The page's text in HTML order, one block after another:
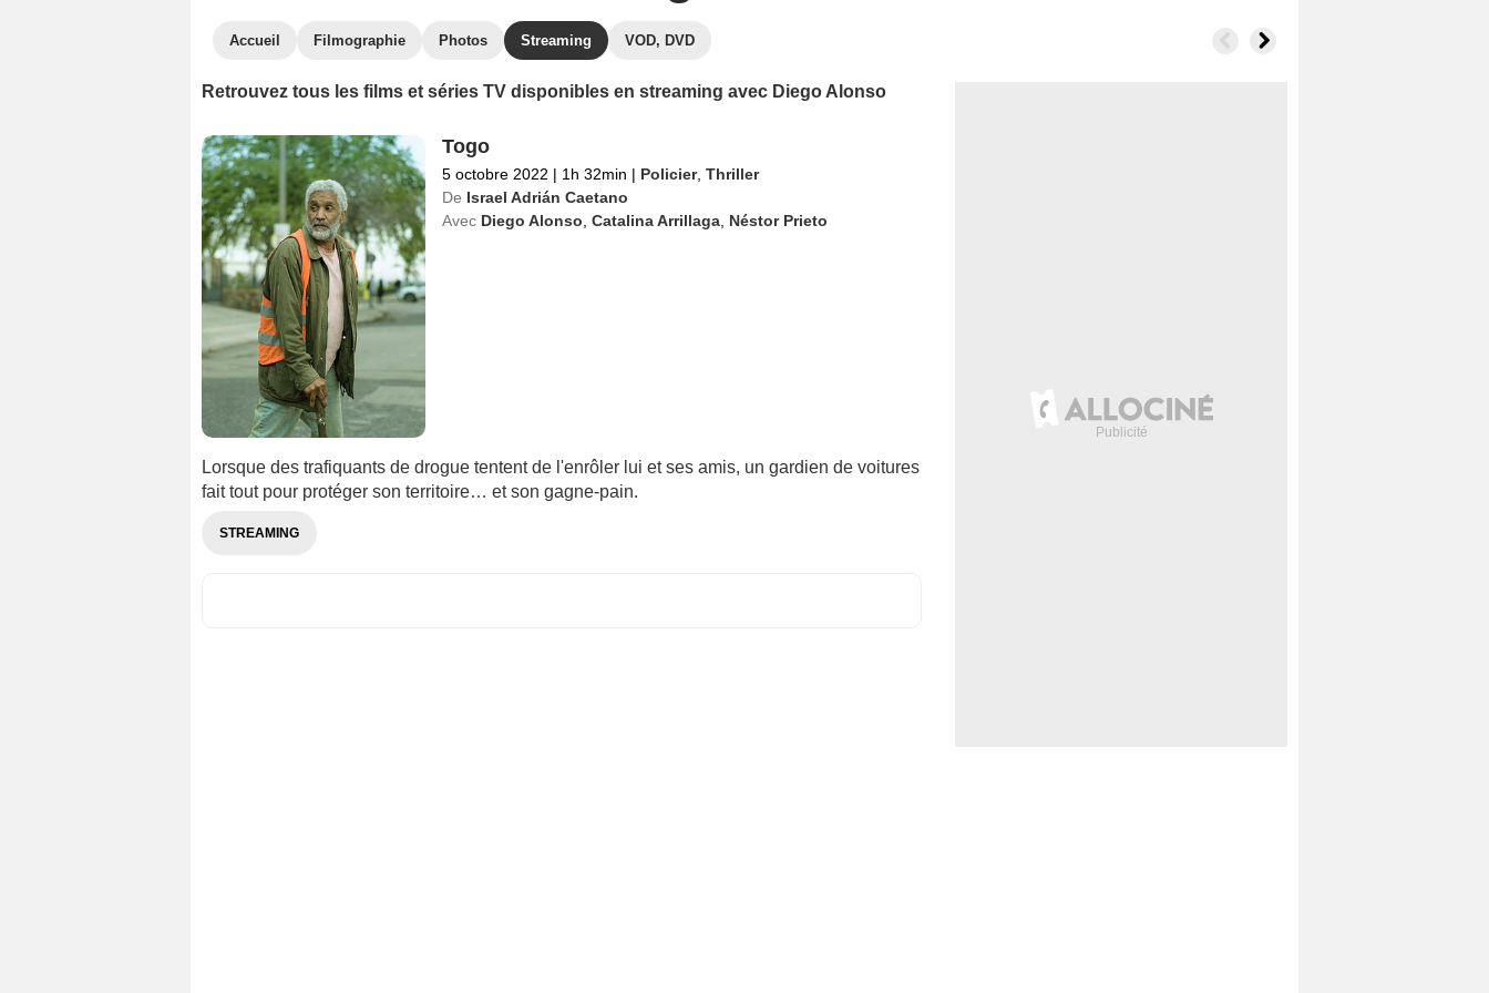
Accueil Filmographie Photos Streaming VOD, DVD
Retrouvez tous les films et séries TV disponibles en streaming avec Diego Alonso
Togo
5 octobre 2022 | 1h 32min | Policier, Thriller
De Israel Adrián Caetano
Avec Diego Alonso Catalina Arrillaga, Néstor Prieto
Lorsque des trafiquants de drogue tentent de l'enrôler lui et ses amis, un gardien de voitures
fait tout pour protéger son territoire… et son gagne-pain.
STREAMING